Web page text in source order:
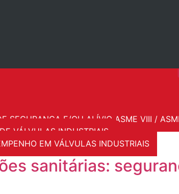
SEGURANÇA E/OU ALÍVIO ASME VIII /
VÁLVULAS INDUSTRIAIS
EM VÁLVULAS INDUSTRIAIS
sanitárias: